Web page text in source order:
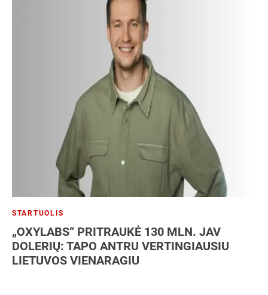
STARTUOLIS
„OXYLABS“ PRITRAUKĖ 130 MLN. JAV
DOLERIŲ: TAPO ANTRU VERTINGIAUSIU
LIETUVOS VIENARAGIU